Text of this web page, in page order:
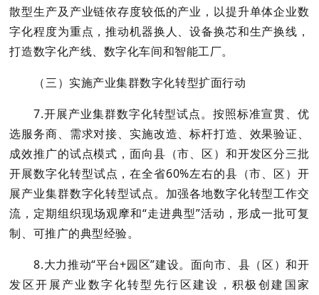
散型生产及产业链依存度较低的产业，以提升单体企业数
字化程度为重点，推动机器换人、设备换芯和生产换线，
打造数字化产线、数字化车间和智能工厂。
（三）实施产业集群数字化转型扩面行动
7.开展产业集群数字化转型试点。按照标准宣贯、优
选服务商、需求对接、实施改造、标杆打造、效果验证、
成效推广的试点模式，面向县（市、区）和开发区分三批
开展数字化转型试点，在全省60%左右的县（市、区）开
展产业集群数字化转型试点。加强各地数字化转型工作交
流，定期组织现场观摩和“走进典型”活动，形成一批可复
制、可推广的典型经验。
8.大力推动“平台+园区”建设。面向市、县（区）和开
发区开展产业数字化转型先行区建设，积极创建国家